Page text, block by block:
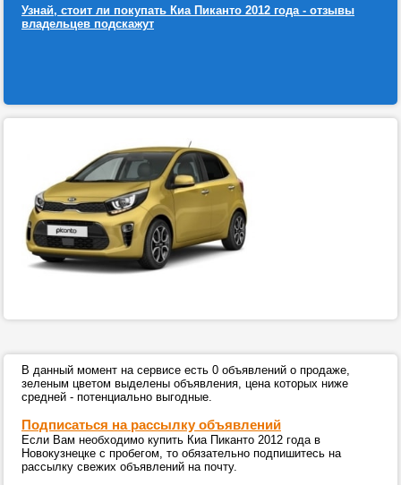
Узнай, стоит ли покупать Киа Пиканто 2012 года - отзывы
владельцев подскажут
В данный момент на сервисе есть 0 объявлений о продаже,
зеленым цветом выделены объявления, цена которых ниже
средней - потенциально выгодные.
Подписаться на рассылку объявлений
Если Вам необходимо купить Киа Пиканто 2012 года в
Новокузнецке с пробегом, то обязательно подпишитесь на
рассылку свежих объявлений на почту.